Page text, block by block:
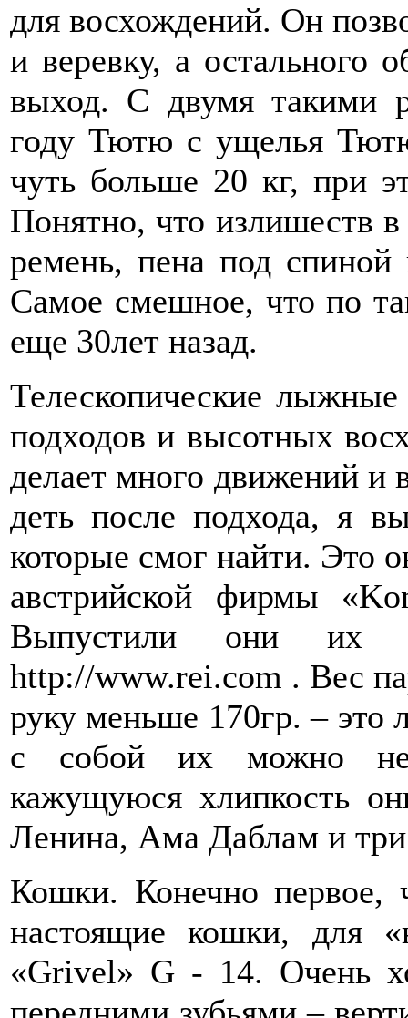
для восхождений. Он
и веревку, а остального
выход. С двумя такими
году Тютю с ущелья
чуть больше 20 кг, при
Понятно, что излишеств
ремень, пена под
Самое смешное, что по
еще 30лет назад.
Телескопические
подходов и высотных
делает много движений и
деть после подхода, я
которые смог найти. Это
австрийской фирмы
Выпустили они их
http://www.rei.com . Вес
руку меньше 170гр. – это
с собой их можно не
кажущуюся хлипкость
Ленина, Ама Даблам и три
Кошки. Конечно первое,
настоящие кошки, для
«Grivel» G - 14. Очень